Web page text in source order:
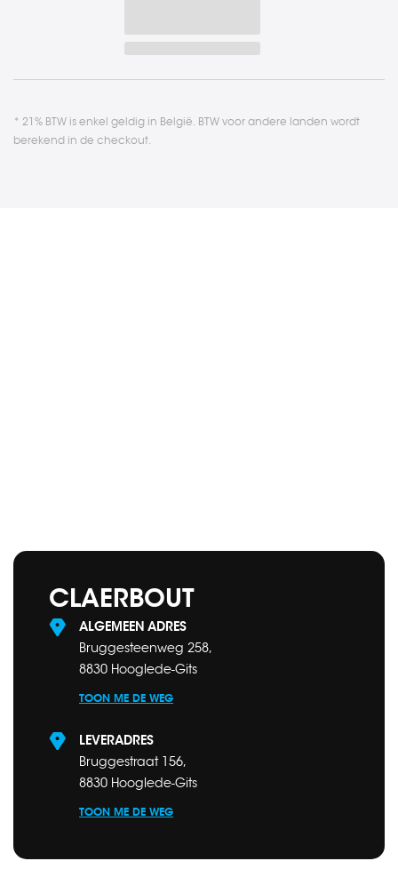
* 21% BTW is enkel geldig in België. BTW voor andere landen wordt
berekend in de checkout.
CLAERBOUT
ALGEMEEN ADRES
Bruggesteenweg 258,
8830 Hooglede-Gits
TOON ME DE WEG
LEVERADRES
Bruggestraat 156,
8830 Hooglede-Gits
TOON ME DE WEG